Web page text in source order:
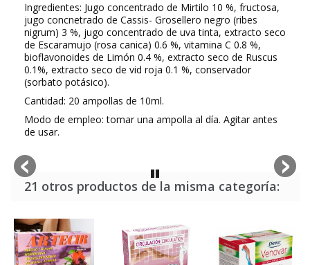
Ingredientes: Jugo concentrado de Mirtilo 10 %, fructosa,
jugo concnetrado de Cassis- Grosellero negro (ribes
nigrum) 3 %, jugo concentrado de uva tinta, extracto seco
de Escaramujo (rosa canica) 0.6 %, vitamina C 0.8 %,
bioflavonoides de Limón 0.4 %, extracto seco de Ruscus
0.1%, extracto seco de vid roja 0.1 %, conservador
(sorbato potásico).
Cantidad: 20 ampollas de 10ml.
Modo de empleo: tomar una ampolla al día. Agitar antes
de usar.
21 otros productos de la misma categoría: